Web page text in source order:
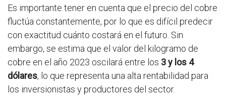
Es importante tener en cuenta que el precio del cobre
fluctúa constantemente, por lo que es difícil predecir
con exactitud cuánto costará en el futuro. Sin
embargo, se estima que el valor del kilogramo de
cobre en el año 2023 oscilará entre los 3 y los 4
dólares, lo que representa una alta rentabilidad para
los inversionistas y productores del sector.